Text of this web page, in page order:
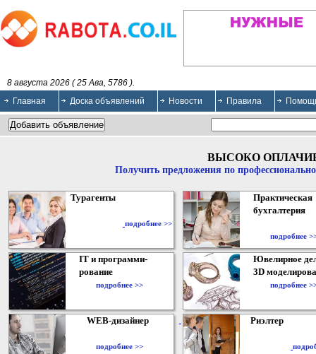
8 августа 2026 ( 25 Ава, 5786 ).
Главная
Доска объявлений Новости Правила
ВЫСОКО
Получить предложения по
Турагенты
подробнее >>
Практическая
бухгалтерия
подробнее
IT и программи-
рование
подробнее >>
Ювелирное
3D
подробнее
WEB-дизайнер
подробнее >>
Риэлтер